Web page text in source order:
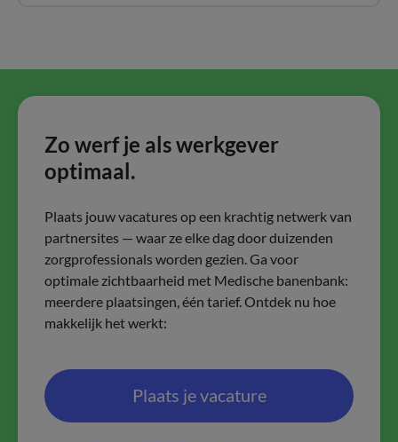
Zo werf je als werkgever
optimaal.
Plaats jouw vacatures op een krachtig netwerk van
partnersites — waar ze elke dag door duizenden
zorgprofessionals worden gezien. Ga voor
optimale zichtbaarheid met Medische banenbank:
meerdere plaatsingen, één tarief. Ontdek nu hoe
makkelijk het werkt:
Plaats je vacature